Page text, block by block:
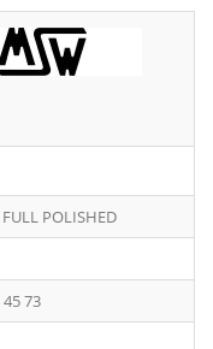
POLISHED
45 73